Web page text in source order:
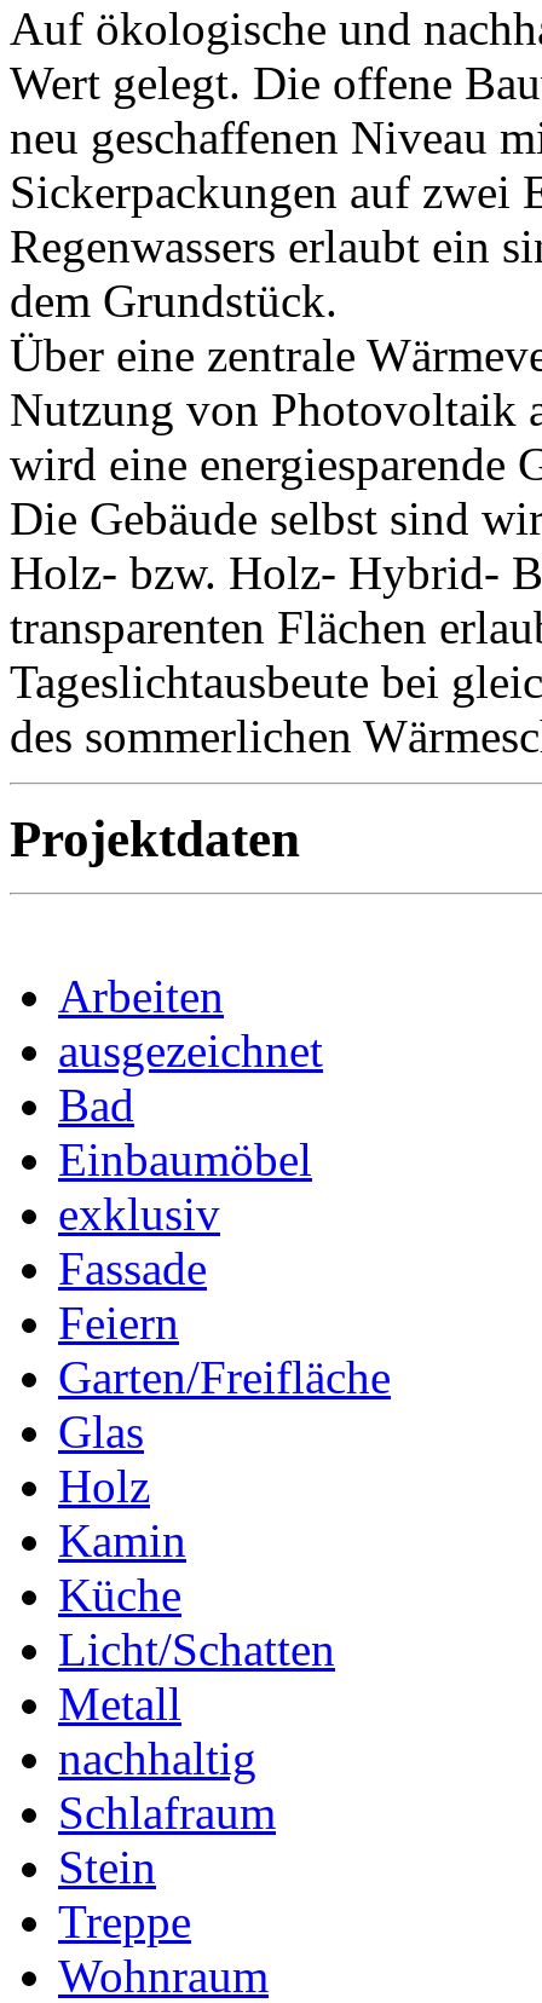
Auf ökologische und
Wert gelegt. Die offene
neu geschaffenen Niveau
Sickerpackungen auf zwei
Regenwassers erlaubt ein
dem Grundstück.
Über eine zentrale
Nutzung von Photovoltaik
wird eine energiesparende
Die Gebäude selbst sind
Holz- bzw. Holz- Hybrid-
transparenten Flächen
Tageslichtausbeute bei
des sommerlichen
Projektdaten
Arbeiten
ausgezeichnet
Bad
Einbaumöbel
exklusiv
Fassade
Feiern
Garten/Freifläche
Glas
Holz
Kamin
Küche
Licht/Schatten
Metall
nachhaltig
Schlafraum
Stein
Treppe
Wohnraum